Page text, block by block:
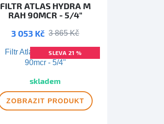
FILTR ATLAS HYDRA M
RAH 90MCR - 5/4"
3 053 Kč 3 865 Kč
SLEVA 21 %
DOPRAVA ZDARMA
skladem
ZOBRAZIT PRODUKT